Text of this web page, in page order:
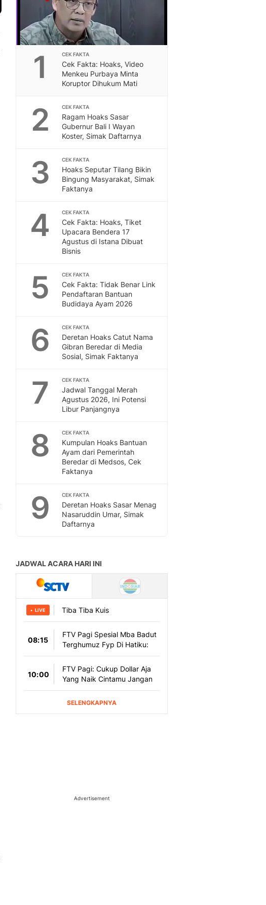
1 CEK FAKTA
Cek Fakta: Hoaks, Video
Menkeu Purbaya Minta
Koruptor Dihukum Mati
2 CEK FAKTA
Ragam Hoaks Sasar
Gubernur Bali I Wayan
Koster, Simak Daftarnya
3 CEK FAKTA
Hoaks Seputar Tilang Bikin
Bingung Masyarakat, Simak
Faktanya
4 CEK FAKTA
Cek Fakta: Hoaks, Tiket
Upacara Bendera 17
Agustus di Istana Dibuat
Bisnis
5 CEK FAKTA
Cek Fakta: Tidak Benar Link
Pendaftaran Bantuan
Budidaya Ayam 2026
6 CEK FAKTA
Deretan Hoaks Catut Nama
Gibran Beredar di Media
Sosial, Simak Faktanya
7 CEK FAKTA
Jadwal Tanggal Merah
Agustus 2026, Ini Potensi
Libur Panjangnya
8 CEK FAKTA
Kumpulan Hoaks Bantuan
Ayam dari Pemerintah
Beredar di Medsos, Cek
Faktanya
9 CEK FAKTA
Deretan Hoaks Sasar Menag
Nasaruddin Umar, Simak
Daftarnya
Advertisement